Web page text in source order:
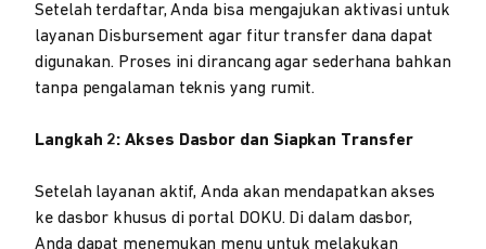
Setelah terdaftar, Anda bisa mengajukan aktivasi untuk
layanan Disbursement agar fitur transfer dana dapat
digunakan. Proses ini dirancang agar sederhana bahkan
tanpa pengalaman teknis yang rumit.
Langkah 2: Akses Dasbor dan Siapkan Transfer
Setelah layanan aktif, Anda akan mendapatkan akses
ke dasbor khusus di portal DOKU. Di dalam dasbor,
Anda dapat menemukan menu untuk melakukan